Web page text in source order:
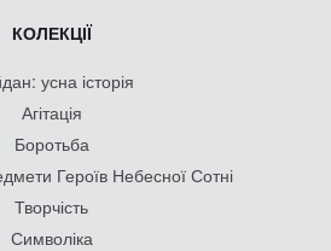
КОЛЕКЦІЇ
усна історія
Агітація
Боротьба
Героїв Небесної Сотні
Творчість
Символіка